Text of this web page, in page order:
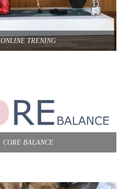
ONLINE TRENING
CORE BALANCE